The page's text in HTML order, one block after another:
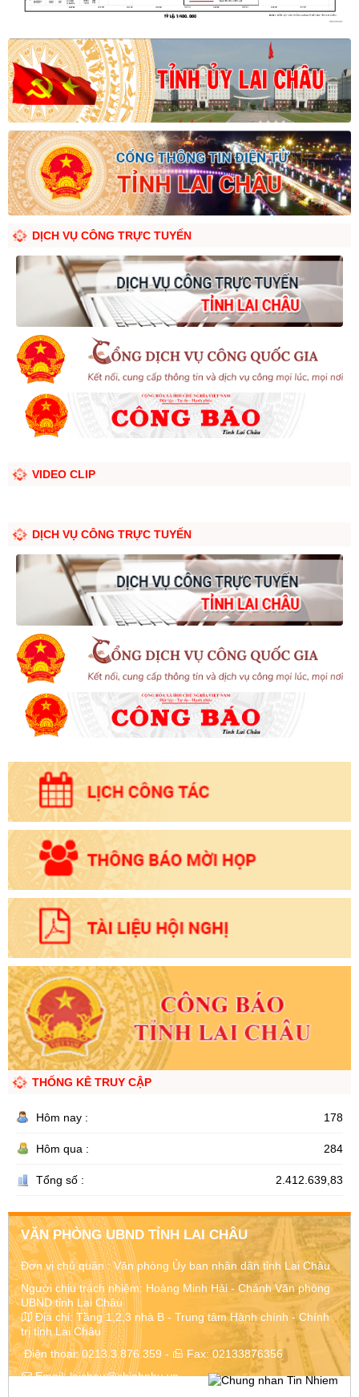
DỊCH VỤ CÔNG TRỰC TUYẾN
VIDEO CLIP
DỊCH VỤ CÔNG TRỰC TUYẾN
THỐNG KÊ TRUY CẬP
Hôm nay : 178
Hôm qua : 284
Tổng số : 2.412.639,83
VĂN PHÒNG UBND TỈNH LAI CHÂU
Đơn vị chủ quản :Văn phòng Ủy ban nhân dân tỉnh Lai Châu
Người chịu trách nhiệm: Hoàng Minh Hải - Chánh Văn phòng
UBND tỉnh Lai Châu
Địa chỉ: Tầng 1,2,3 nhà B - Trung tâm Hành chính - Chính
trị tỉnh Lai Châu
Điện thoại:0213.3.876.359 - Fax: 02133876356
Email:laichau@chinhphu.vn